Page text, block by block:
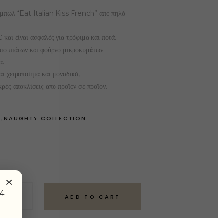
μπωλ “Eat Italian Kiss French” από πηλό
είναι ασφαλές για τρόφιμα και ποτά.
πιάτων και φούρνο μικροκυμάτων.
χειροποίητα και μοναδικά,
αποκλίσεις από προϊόν σε προϊόν.
, NAUGHTY COLLECTION
ADD TO CART
×